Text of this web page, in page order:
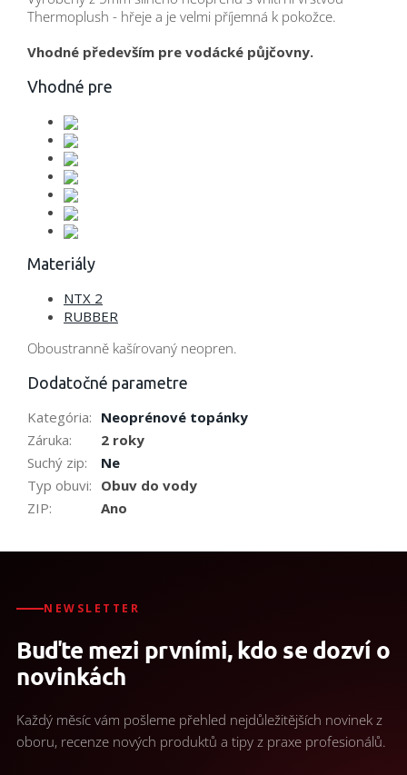
Thermoplush - hřeje a je velmi příjemná k pokožce.
Vhodné především pre vodácké půjčovny.
Vhodné pre
Materiály
NTX 2
RUBBER
Oboustranně kašírovaný neopren.
Dodatočné parametre
Kategória: Neoprénové topánky
Záruka:
2 roky
Suchý zip:
Ne
Typ obuvi: Obuv do vody
ZIP: Ano
NEWSLETTER
Buďte mezi prvními, kdo se dozví o
novinkách
Každý měsíc vám pošleme přehled nejdůležitějších novinek z
oboru, recenze nových produktů a tipy z praxe profesionálů.